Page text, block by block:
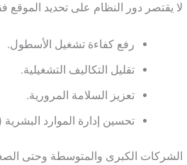
لا يقتصر دور النظام على تحديد
رفع كفاءة تشغيل الأسطول.
تقليل التكاليف التشغيلية.
تعزيز السلامة المرورية.
تحسين إدارة الموارد البشرية
الشركات الكبرى والمتوسطة وحتى